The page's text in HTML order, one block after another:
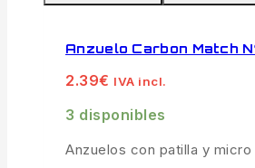
Anzuelo Carbon Match
2.39€ IVA incl.
3 disponibles
Anzuelos con patilla y micro